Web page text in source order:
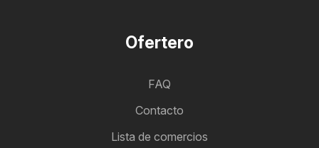
Ofertero
FAQ
Contacto
Lista de comercios